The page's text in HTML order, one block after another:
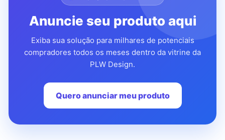
Anuncie seu produto aqui
Exiba sua solução para milhares de potenciais
compradores todos os meses dentro da vitrine da
PLW Design.
Quero anunciar meu produto